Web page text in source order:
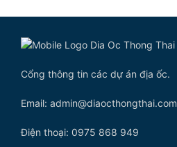
Cổng thông tin các dự án địa ốc.
Email: admin@diaocthongthai.com
Điện thoại: 0975 868 949